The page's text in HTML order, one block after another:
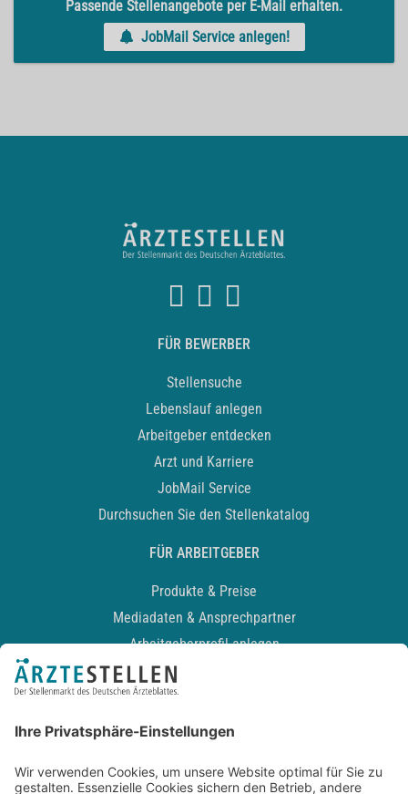
Passende Stellenangebote per E-Mail erhalten.
JobMail Service anlegen!
FÜR BEWERBER
Stellensuche
Lebenslauf anlegen
Arbeitgeber entdecken
Arzt und Karriere
JobMail Service
Durchsuchen Sie den Stellenkatalog
FÜR ARBEITGEBER
Produkte & Preise
Mediadaten & Ansprechpartner
Arbeitgeberprofil anlegen
Recruiting-Podcast
Kontakt